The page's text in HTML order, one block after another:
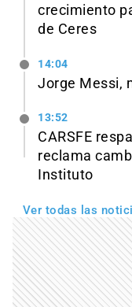
crecimiento
de Ceres
14:04
Jorge Messi,
13:52
CARSFE
reclama
Instituto
Ver todas las